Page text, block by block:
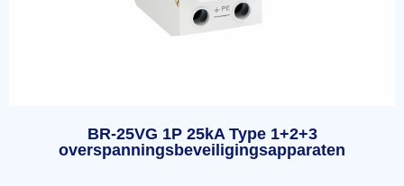
BR-25VG 1P 25kA Type 1+2+3
overspanningsbeveiligingsapparaten